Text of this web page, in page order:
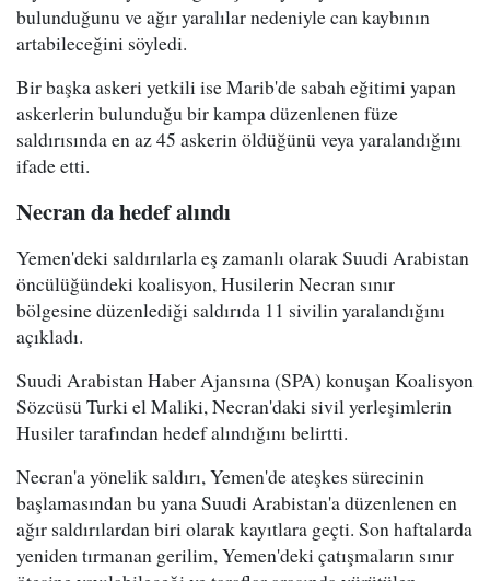
bulunduğunu ve ağır yaralılar nedeniyle can kaybının
artabileceğini söyledi.
Bir başka askeri yetkili ise Marib'de sabah eğitimi yapan
askerlerin bulunduğu bir kampa düzenlenen füze
saldırısında en az 45 askerin öldüğünü veya yaralandığını
ifade etti.
Necran da hedef alındı
Yemen'deki saldırılarla eş zamanlı olarak Suudi Arabistan
öncülüğündeki koalisyon, Husilerin Necran sınır
bölgesine düzenlediği saldırıda 11 sivilin yaralandığını
açıkladı.
Suudi Arabistan Haber Ajansına (SPA) konuşan Koalisyon
Sözcüsü Turki el Maliki, Necran'daki sivil yerleşimlerin
Husiler tarafından hedef alındığını belirtti.
Necran'a yönelik saldırı, Yemen'de ateşkes sürecinin
başlamasından bu yana Suudi Arabistan'a düzenlenen en
ağır saldırılardan biri olarak kayıtlara geçti. Son haftalarda
yeniden tırmanan gerilim, Yemen'deki çatışmaların sınır